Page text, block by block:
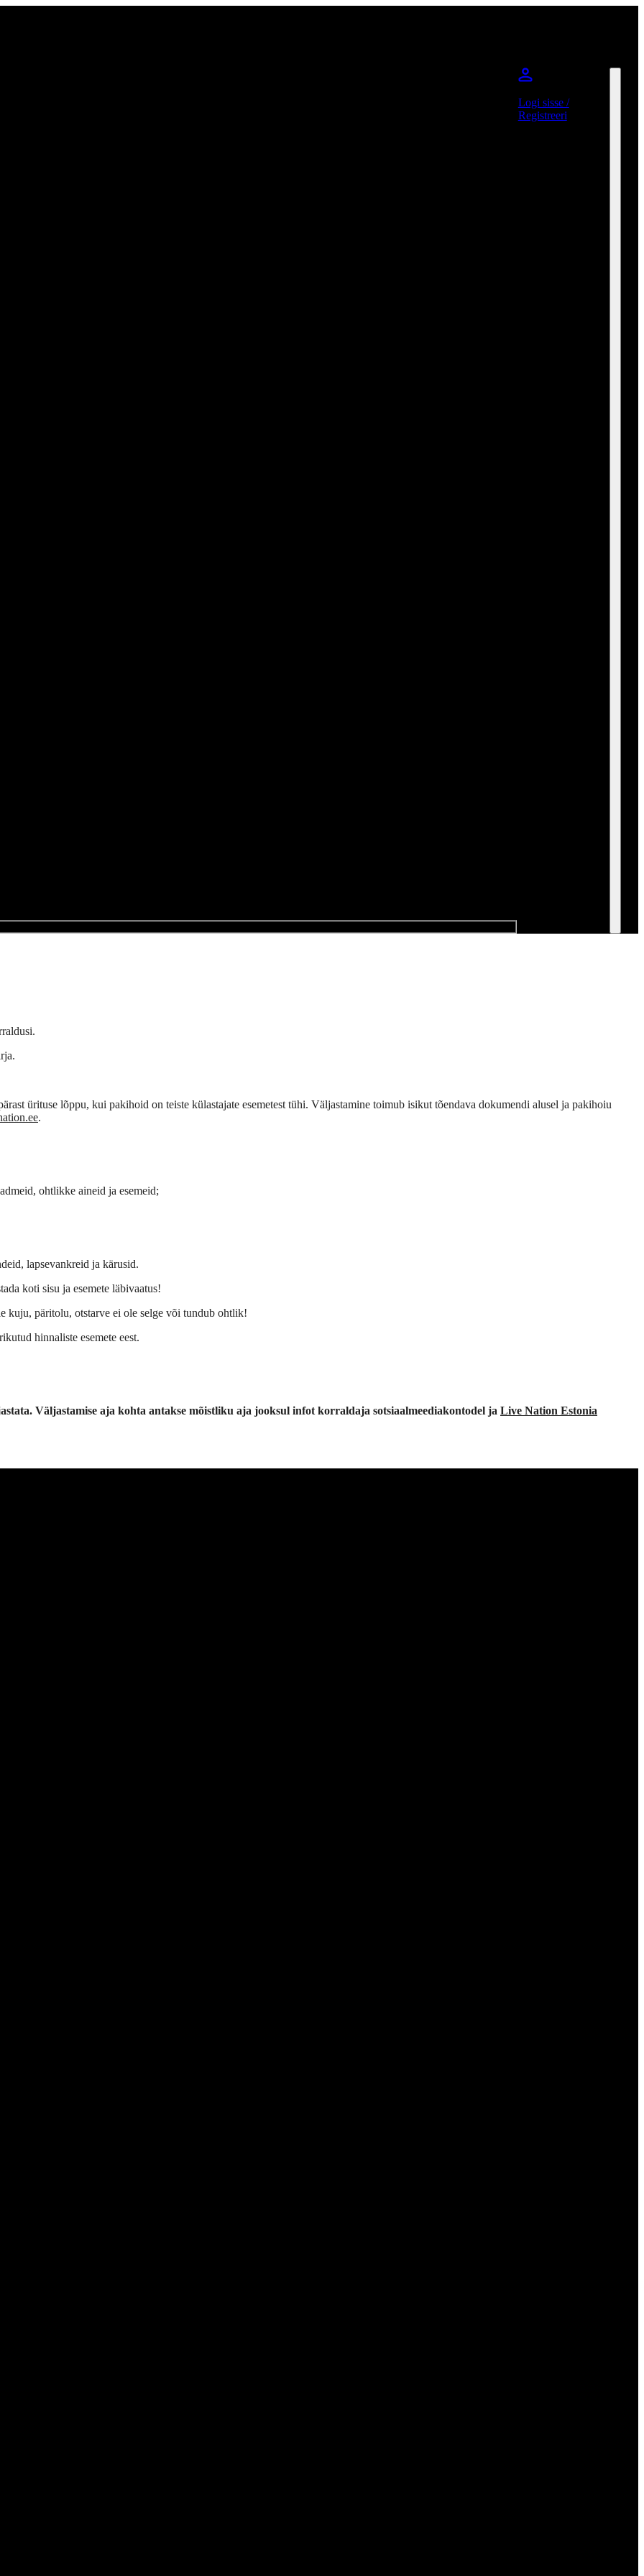
Logi sisse /
Registreeri
ürituse lõppu, kui pakihoid on teiste külastajate esemetest tühi. Väljastamine toimub isikut tõendava dokumendi alusel ja pakihoiu
.
ohtlikke aineid ja esemeid;
lapsevankreid ja kärusid.
koti sisu ja esemete läbivaatus!
kuju, päritolu, otstarve ei ole selge või tundub ohtlik!
hinnaliste esemete eest.
Väljastamise aja kohta antakse mõistliku aja jooksul infot korraldaja sotsiaalmeediakontodel ja Live Nation Estonia